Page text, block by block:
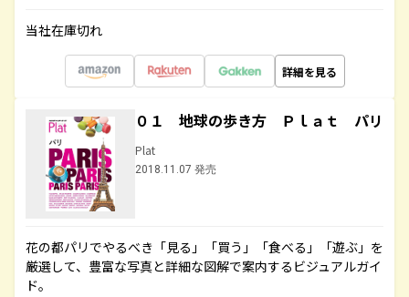
当社在庫切れ
詳細を見る
０１ 地球の歩き方 Ｐｌａｔ パリ
Plat
2018.11.07 発売
花の都パリでやるべき「見る」「買う」「食べる」「遊ぶ」を
厳選して、豊富な写真と詳細な図解で案内するビジュアルガイ
ド。